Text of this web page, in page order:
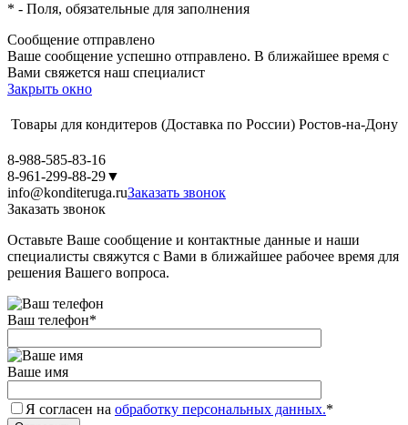
* - Поля, обязательные для заполнения
Сообщение отправлено
Ваше сообщение успешно отправлено. В ближайшее время с
Вами свяжется наш специалист
Закрыть окно
Товары для кондитеров (Доставка по России) Ростов-на-Дону
8-988-585-83-16
8-961-299-88-29▼
info@konditeruga.ruЗаказать звонок
Заказать звонок
Оставьте Ваше сообщение и контактные данные и наши
специалисты свяжутся с Вами в ближайшее рабочее время для
решения Вашего вопроса.
Ваш телефон*
Ваше имя
Я согласен на обработку персональных данных.*